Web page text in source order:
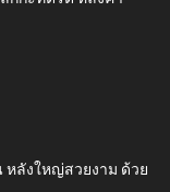
หลังใหญ่สวยงาม ด้วย